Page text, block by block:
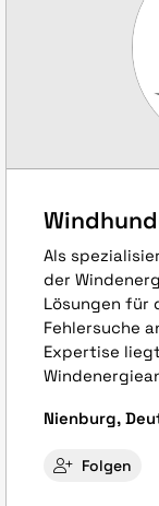
Als
der
Lösungen für
Fehlersuche
Expertise
Nienburg,
Folgen